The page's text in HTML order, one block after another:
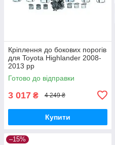
Кріплення до бокових порогів
для Toyota Highlander 2008-
2013 рр
Готово до відправки
3 017 ₴ 4 249 ₴
Купити
–15%